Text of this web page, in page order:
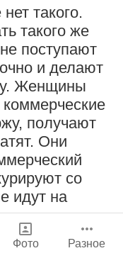
США
Тхакуру,
сентября
Айдахо, США
сентября 2008|
такого.
такого же
поступают
и делают
Женщины
получают
Они
со
идут на
2025
Фото Разное